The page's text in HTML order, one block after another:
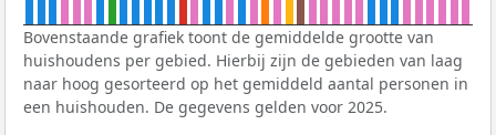
Bovenstaande grafiek toont de gemiddelde grootte van
huishoudens per gebied. Hierbij zijn de gebieden van laag
naar hoog gesorteerd op het gemiddeld aantal personen in
een huishouden. De gegevens gelden voor 2025.